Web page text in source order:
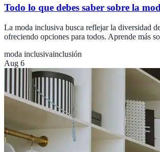
Todo lo que debes saber sobre la
La moda inclusiva busca reflejar la diversidad
ofreciendo opciones para todos. Aprende más
moda inclusivainclusión
Aug 6